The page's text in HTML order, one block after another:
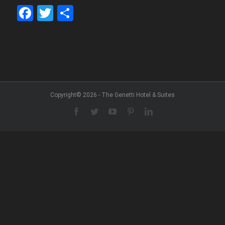
Facebook
Twitter
Copyright© 2026 - The Genetti Hotel & Suites
Facebook
TwitterYouTubePinterestLinkedIn